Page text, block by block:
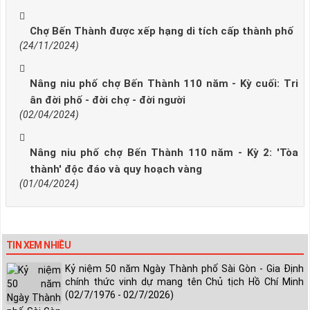
Chợ Bến Thành được xếp hạng di tích cấp thành phố
(24/11/2024)
Nâng niu phố chợ Bến Thành 110 năm - Kỳ cuối: Tri
ân đời phố - đời chợ - đời người
(02/04/2024)
Nâng niu phố chợ Bến Thành 110 năm - Kỳ 2: 'Tòa
thành' độc đáo và quy hoạch vàng
(01/04/2024)
TIN XEM NHIỀU
Kỷ niệm 50 năm Ngày Thành phố Sài Gòn - Gia Định
chính thức vinh dự mang tên Chủ tịch Hồ Chí Minh
(02/7/1976 - 02/7/2026)